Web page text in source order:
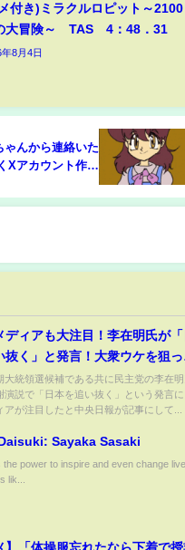
付き)ミラクルロピット～2100
大冒険～ TAS 4：48．31
8月4日
ゃんから連絡いた
Xアカウント作っ
エ療養も出来ない
ディアも大注目！李在明氏が「
抜く」と発言！大衆ウケを狙っ
大統領選候補である共に民主党の李在明
演説で「日本を追い抜く」という発言に
アが注目したと中央日報が記事にして...
Sayaka Sasaki
the power to inspire and even change
lik...
】「体操服忘れたなら下着で